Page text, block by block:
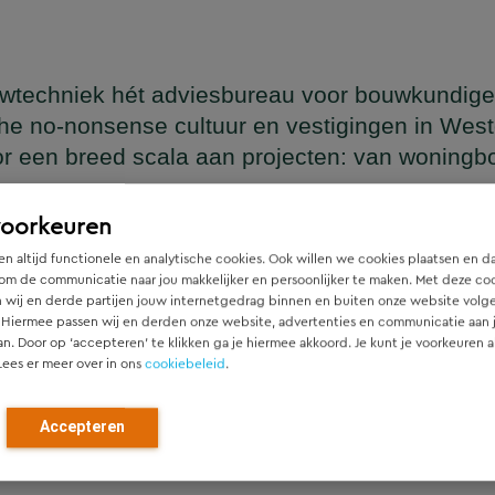
altijd functionele en analytische cookies. Ook willen we cookies plaatsen en
de communicatie naar jou makkelijker en persoonlijker te maken. Met deze
wij en derde partijen jouw internetgedrag binnen en buiten onze website
passen wij en derden onze website, advertenties en communicatie aan
Door op ‘accepteren’ te klikken ga je hiermee akkoord. Je kunt je voorkeuren
er meer over in onscookiebeleid.
Accepteren
hét adviesbureau voor bouwkundige
no-nonsense cultuur en vestigingen in
een breed scala aan projecten: van
die naadloos aansluit op het architectonische ontwerp,
en denken vanaf het eerste moment actief mee met alle
als constructeur zo vroeg mogelijk in de ontwerpfase
constructies — voor zowel nieuwbouw als